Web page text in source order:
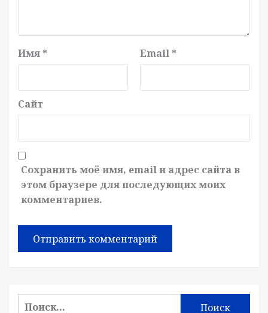
Имя * Email *
Сайт
Сохранить моё имя, email и адрес сайта в
этом браузере для последующих моих
комментариев.
Найти: